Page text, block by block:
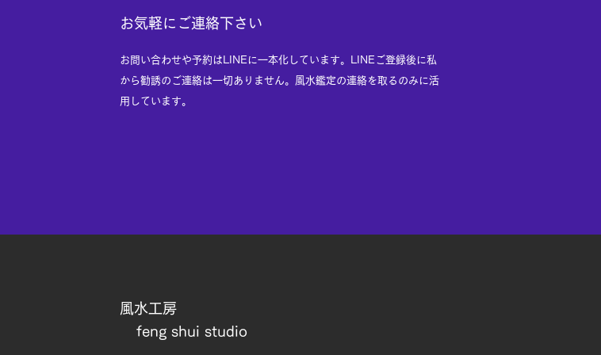
風水グッツの販売はしてませ
​お気軽にご連絡下さい
​お問い合わせや予約はLINEに一本化しています。LINEご登録後に私
から勧誘のご連絡は一切ありません。風水鑑定の連絡を取るのみに活
用しています。
​風水工房​
feng shui studio